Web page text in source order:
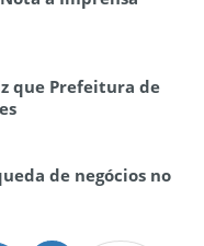
que Prefeitura de
de negócios no